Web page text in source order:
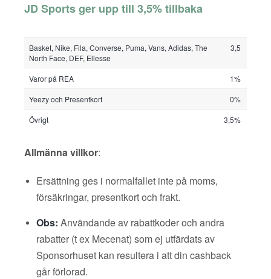
JD Sports ger upp till 3,5% tillbaka
Basket, Nike, Fila, Converse, Puma, Vans, Adidas, The
North Face, DEF, Ellesse
3,5
Varor på REA
1%
Yeezy och Presentkort
0%
Övrigt
3,5%
Allmänna villkor:
Ersättning ges i normalfallet inte på moms,
försäkringar, presentkort och frakt.
Obs: Användande av rabattkoder och andra
rabatter (t ex Mecenat) som ej utfärdats av
Sponsorhuset kan resultera i att din cashback
går förlorad.